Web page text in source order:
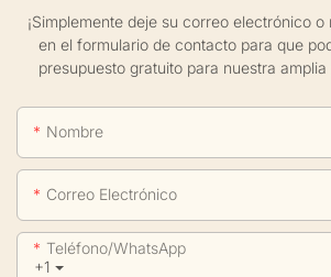
¡Simplemente deje su correo electrónico
en el formulario de contacto para que
presupuesto gratuito para nuestra
Nombre
Correo Electrónico
+1
Teléfono/WhatsApp